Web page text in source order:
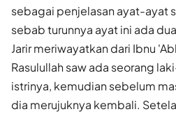
sebagai penjelasan ayat-ayat
sebab turunnya ayat ini ada
Jarir meriwayatkan dari Ibnu
Rasulullah saw ada seorang
istrinya, kemudian sebelum
dia merujuknya kembali.